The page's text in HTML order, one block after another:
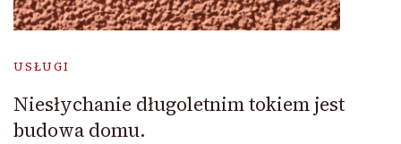
USŁUGI
Niesłychanie długoletnim tokiem jest
budowa domu.